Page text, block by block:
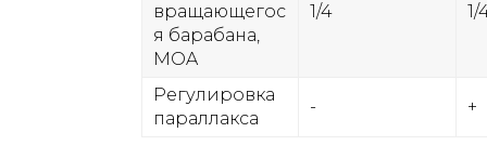
вращающегос
я барабана,
MOA
1/4 1/
Регулировка
параллакса
- +